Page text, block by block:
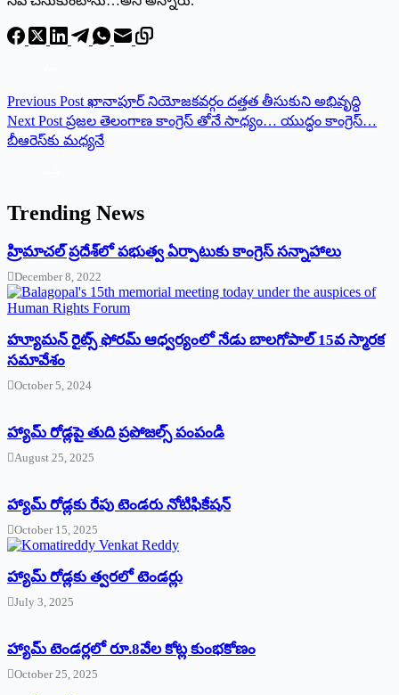
Previous Post ఖానాపూర్‌ ‌నియోజకవర్గం దత్తత తీసుకుని అభివృద్ధి
Next Post ‌ప్రజల తెలంగాణ కాంగ్రెస్‌ ‌తోనే సాధ్యం… యుద్ధం కాంగ్రెస్‌…‌
బీఆరెస్‌కు మధ్యనే
Trending News
‌హ్రిమాచల్‌ ‌ప్రదేశ్‌లో పభుత్వ ఏర్పాటుకు కాంగ్రెస్‌ ‌సన్నాహాలు
December 8, 2022
హ్యూమన్‌ రైట్స్‌ ఫోరమ్‌ ఆధ్వర్యంలో నేడు బాలగోపాల్‌ 15వ స్మారక
సమావేశం
October 5, 2024
హ్యామ్‌ రోడ్లపై తుది ప్రపోజల్స్‌ పంపండి
August 25, 2025
హ్యామ్‌ రోడ్లకు రేపు టెండరు నోటిఫికేషన్‌
October 15, 2025
హ్యామ్‌ రోడ్లకు త్వరలో టెండర్లు
July 3, 2025
హ్యామ్‌ ‌టెండర్లలో రూ.8వేల కోట్ల కుంభకోణం
October 25, 2025